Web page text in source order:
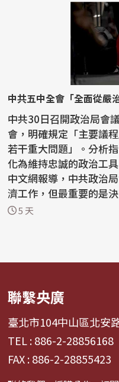
中共五中全會「全面從嚴
中共30日召開政治局會
會，明確規定「主要議
若干重大問題」。分析
化為維持忠誠的政治工具。 法國國際廣播電台
中文網報導，中共政治
濟工作，但最重要的是
而五中全...
5 天
聯繫央廣
臺北市104中山區北安
TEL : 886-2-28856168
FAX : 886-2-28855423